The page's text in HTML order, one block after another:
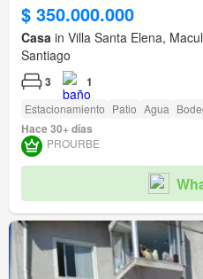
$ 350.000.000
Casa in Villa Santa Elena,
Santiago
3 1
Estacionamiento Patio Agua
Hace 30+ días
PROURBE